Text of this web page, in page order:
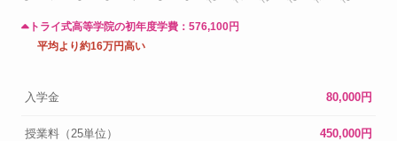
トライ式高等学院の初年度学費： 576,100円
平均より約16万円高い
入学金 80,000円
授業料（25単位） 450,000円